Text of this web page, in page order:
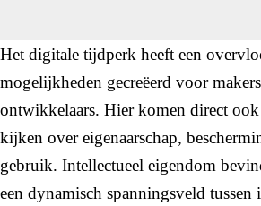
Het digitale tijdperk heeft een
mogelijkheden gecreëerd voor
ontwikkelaars. Hier komen direct
kijken over eigenaarschap,
gebruik. Intellectueel eigendom
een dynamisch spanningsveld tussen